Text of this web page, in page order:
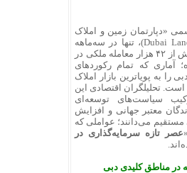
«دپارتمان زمین و املاک
دبی» (Dubai Land Department)، تنها در سه‌ماهه
نخست سال ۲۰۲۵ بیش از ۴۲ هزار معامله ملکی در
آماری که تمام رکوردهای
را به پویاترین بازار املاک
است. تحلیلگران اقتصادی این
سیاست‌های توسعه‌ای
معتبر جهانی و افزایش
می‌دانند؛ عواملی که
عصر تازه سرمایه‌گذاری در
در مناطق کلیدی دبی